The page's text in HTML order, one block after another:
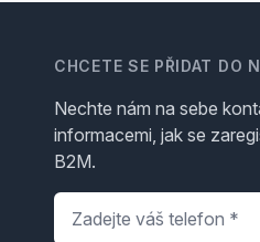
CHCETE SE PŘIDAT DO
Nechte nám na sebe
informacemi, jak se
B2M.
Telefon